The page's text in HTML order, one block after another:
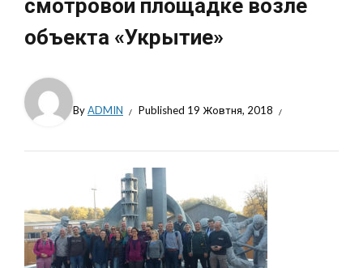
смотровой площадке возле
объекта «Укрытие»
ByADMIN Published 19 Жовтня, 2018